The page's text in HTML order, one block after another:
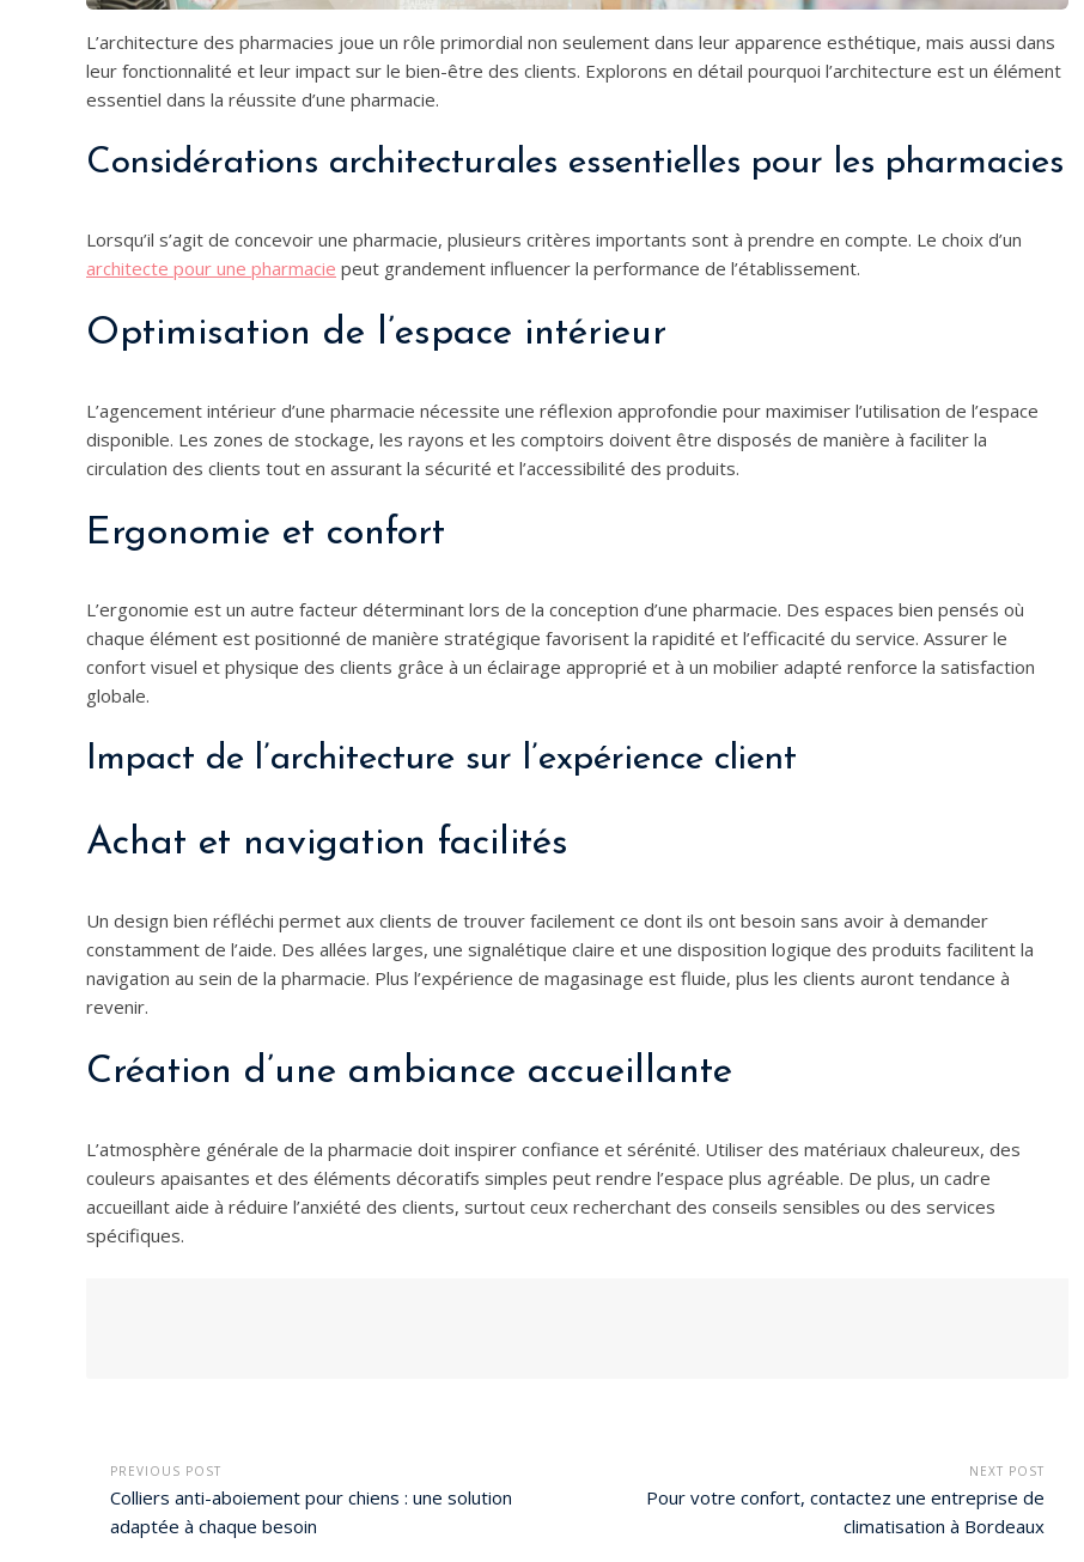
L’architecture des pharmacies joue un rôle primordial non seulement dans leur apparence esthétique, mais aussi dans
leur fonctionnalité et leur impact sur le bien-être des clients. Explorons en détail pourquoi l’architecture est un élément
essentiel dans la réussite d’une pharmacie.
Considérations architecturales essentielles pour les pharmacies
Lorsqu’il s’agit de concevoir une pharmacie, plusieurs critères importants sont à prendre en compte. Le choix d’un
architecte pour une pharmacie peut grandement influencer la performance de l’établissement.
Optimisation de l’espace intérieur
L’agencement intérieur d’une pharmacie nécessite une réflexion approfondie pour maximiser l’utilisation de l’espace
disponible. Les zones de stockage, les rayons et les comptoirs doivent être disposés de manière à faciliter la
circulation des clients tout en assurant la sécurité et l’accessibilité des produits.
Ergonomie et confort
L’ergonomie est un autre facteur déterminant lors de la conception d’une pharmacie. Des espaces bien pensés où
chaque élément est positionné de manière stratégique favorisent la rapidité et l’efficacité du service. Assurer le
confort visuel et physique des clients grâce à un éclairage approprié et à un mobilier adapté renforce la satisfaction
globale.
Impact de l’architecture sur l’expérience client
Achat et navigation facilités
Un design bien réfléchi permet aux clients de trouver facilement ce dont ils ont besoin sans avoir à demander
constamment de l’aide. Des allées larges, une signalétique claire et une disposition logique des produits facilitent la
navigation au sein de la pharmacie. Plus l’expérience de magasinage est fluide, plus les clients auront tendance à
revenir.
Création d’une ambiance accueillante
L’atmosphère générale de la pharmacie doit inspirer confiance et sérénité. Utiliser des matériaux chaleureux, des
couleurs apaisantes et des éléments décoratifs simples peut rendre l’espace plus agréable. De plus, un cadre
accueillant aide à réduire l’anxiété des clients, surtout ceux recherchant des conseils sensibles ou des services
spécifiques.
PREVIOUS POST
Colliers anti-aboiement pour chiens : une solution
adaptée à chaque besoin
NEXT POST
Pour votre confort, contactez une entreprise de
climatisation à Bordeaux